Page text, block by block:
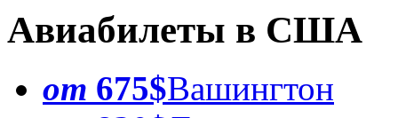
Авиабилеты в США
от 675$Вашингтон